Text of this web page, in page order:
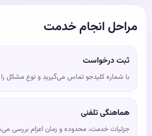
مراحل انجام خدمت
ثبت درخواست
با شماره کلیدجو تماس می‌گیرید و نوع مشکل را
هماهنگی تلفنی
جزئیات خدمت، محدوده و زمان اعزام بررسی